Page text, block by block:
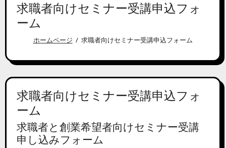
求職者向けセミナー受講申込フォ
ーム
ホームページ 求職者向けセミナー受講申込フォーム
求職者向けセミナー受講申込フォ
ーム
求職者と創業希望者向けセミナー受講
申し込みフォーム